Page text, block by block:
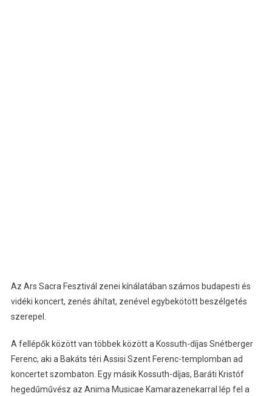
Az Ars Sacra Fesztivál zenei kínálatában számos budapesti és
vidéki koncert, zenés áhítat, zenével egybekötött beszélgetés
szerepel.
A fellépők között van többek között a Kossuth-díjas Snétberger
Ferenc, aki a Bakáts téri Assisi Szent Ferenc-templomban ad
koncertet szombaton. Egy másik Kossuth-díjas, Baráti Kristóf
hegedűművész az Anima Musicae Kamarazenekarral lép fel a